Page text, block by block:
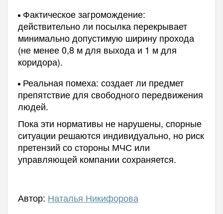
Фактическое загромождение:
действительно ли посылка перекрывает
минимально допустимую ширину прохода
(не менее 0,8 м для выхода и 1 м для
коридора).
Реальная помеха: создает ли предмет
препятствие для свободного передвижения
людей.
Пока эти нормативы не нарушены, спорные
ситуации решаются индивидуально, но риск
претензий со стороны МЧС или
управляющей компании сохраняется.
Автор: Наталья Никифорова